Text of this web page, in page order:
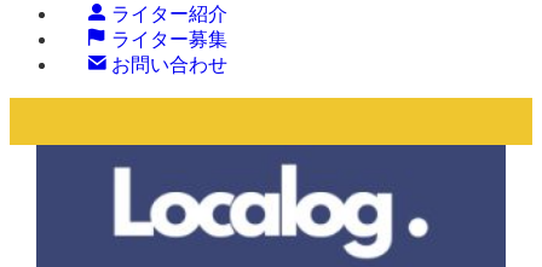
ライター紹介
ライター募集
お問い合わせ